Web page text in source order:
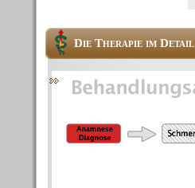
Die Therapie im Detail